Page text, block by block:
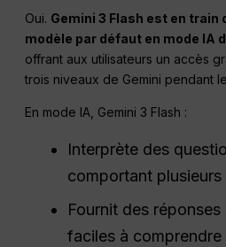
Oui. Gemini 3 Flash est en
modèle par défaut en mode IA
offrant aux utilisateurs un accès
trois niveaux de Gemini pendant
En mode IA, Gemini 3 Flash :
Interprète des
comportant plusieurs
Fournit des
faciles à comprendre